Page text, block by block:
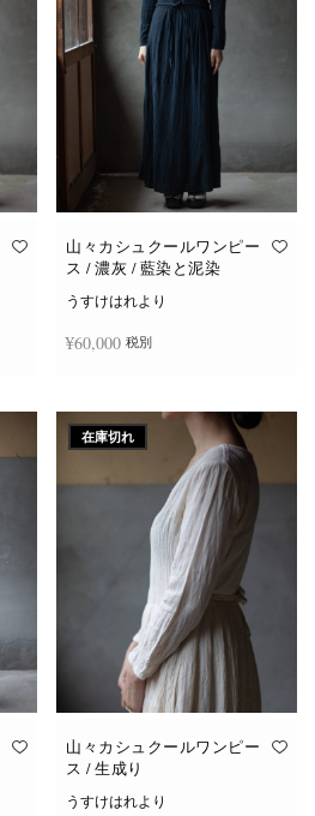
山々カシュクールワンピー
ス / 濃灰 / 藍染と泥染
うすけはれより
¥60,000 税別
在庫切れ
山々カシュクールワンピー
ス / 生成り
うすけはれより